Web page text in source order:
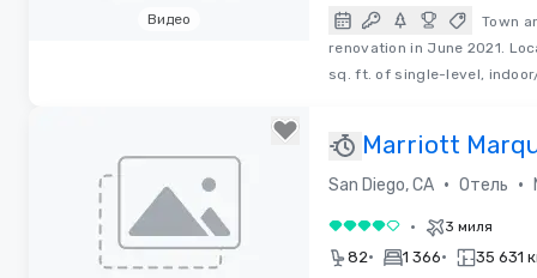
Видео
Town
renovation in June 2021.
sq. ft. of single-level,
Marriott
San Diego
San Diego, CA • Отель •
4 из 5 • 3 миля
82• 1 366• 35 631